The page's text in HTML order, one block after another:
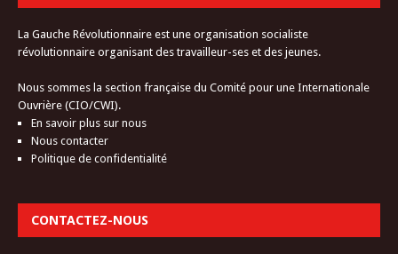
La Gauche Révolutionnaire est une organisation socialiste
révolutionnaire organisant des travailleur-ses et des jeunes.
Nous sommes la section française du Comité pour une Internationale
Ouvrière (CIO/CWI).
En savoir plus sur nous
Nous contacter
Politique de confidentialité
CONTACTEZ-NOUS